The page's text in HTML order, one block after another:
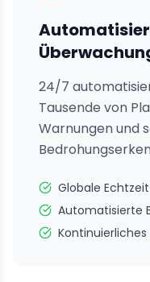
24/7
Tausende von
Warnungen und
Globale
Automatisierte